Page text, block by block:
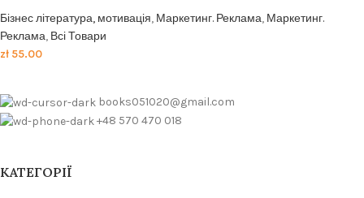
Бізнес література, мотивація, Маркетинг. Реклама, Маркетинг.
Реклама, Всі Товари
zł 55.00
books051020@gmail.com
+48 570 470 018
КАТЕГОРІЇ